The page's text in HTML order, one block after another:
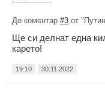
До коментар #3 от
Ще си делнат една
карето!
19:10 30.11.2022